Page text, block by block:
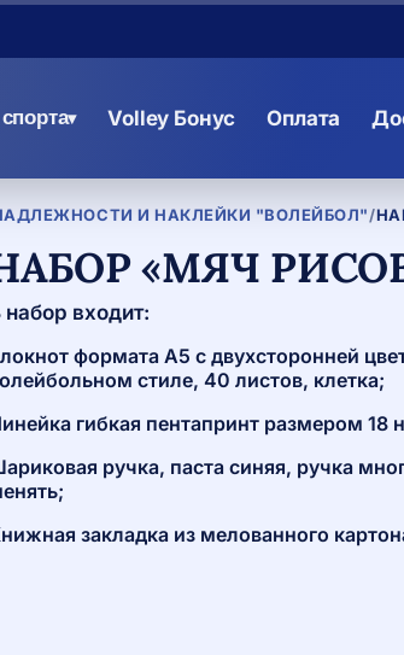
▾ Volley Бонус Оплата
И НАКЛЕЙКИ "ВОЛЕЙБОЛ"/
«МЯЧ
набор входит:
формата А5 с двухсторонней
стиле, 40 листов, клетка;
гибкая пентапринт размером 18
ручка, паста синяя, ручка
закладка из мелованного